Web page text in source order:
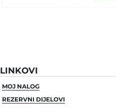
LINKOVI
MOJ NALOG
REZERVNI DIJELOVI